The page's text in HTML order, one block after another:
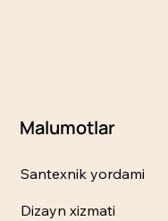
Malumotlar
Santexnik yordami
Dizayn xizmati